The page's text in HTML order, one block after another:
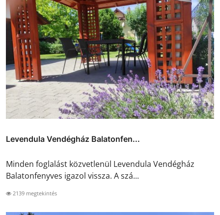
Levendula Vendégház Balatonfen...
Minden foglalást közvetlenül Levendula Vendégház
Balatonfenyves igazol vissza. A szá...
2139 megtekintés